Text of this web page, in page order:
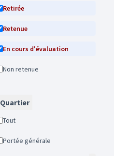
Retirée
Retenue
En cours d'évaluation
Non retenue
Quartier
Tout
Portée générale